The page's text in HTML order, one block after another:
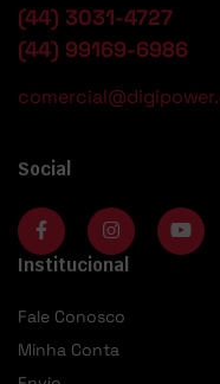
(44) 3031-4727
(44) 99169-6986
Social
Institucional
Fale Conosco
Minha Conta